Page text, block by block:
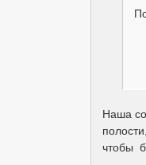
Наша
чтобы